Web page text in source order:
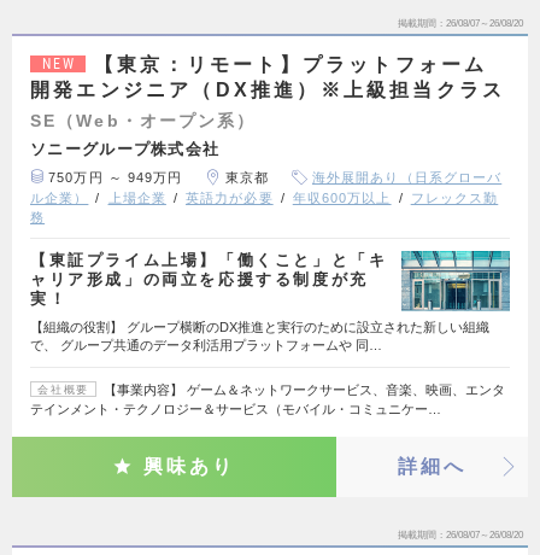
掲載期間 26/08/07～26/08/20
NEW
【東京：リモート】プラットフォーム
開発エンジニア（DX推進）※上級担当クラス
SE（Web・オープン系）
ソニーグループ株式会社
750万円 ～ 949万円 東京都
海外展開あり（日系グローバ
ル企業）
上場企業 英語力が必要 年収600万以上
フレックス勤
務
【東証プライム上場】「働くこと」と「キ
ャリア形成」の両立を応援する制度が充
実！
【組織の役割】 グループ横断のDX推進と実行のために設立された新しい組織
で、 グループ共通のデータ利活用プラットフォームや 同…
会社概要
【事業内容】 ゲーム＆ネットワークサービス、音楽、映画、エンタ
テインメント・テクノロジー＆サービス（モバイル・コミュニケー…
興味あり 詳細へ
掲載期間 26/08/07～26/08/20